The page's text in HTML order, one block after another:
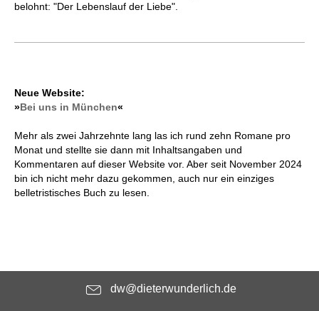
belohnt: "Der Lebenslauf der Liebe".
Neue Website:
»Bei uns in München«
Mehr als zwei Jahrzehnte lang las ich rund zehn Romane pro
Monat und stellte sie dann mit Inhaltsangaben und
Kommentaren auf dieser Website vor. Aber seit November 2024
bin ich nicht mehr dazu gekommen, auch nur ein einziges
belletristisches Buch zu lesen.
dw@dieterwunderlich.de